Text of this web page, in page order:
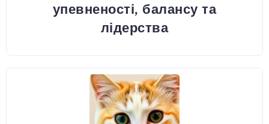
упевненості, балансу та
лідерства